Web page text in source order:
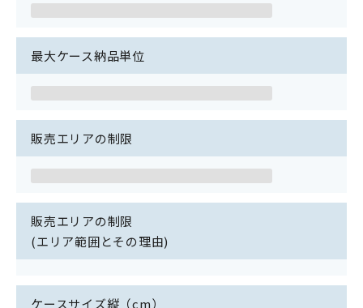
最大ケース納品単位
販売エリアの制限
販売エリアの制限
(エリア範囲とその理由)
ケースサイズ縦（cm）